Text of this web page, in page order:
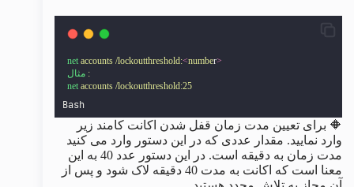
net accounts /lockoutthreshold:<number>
مثال :
net accounts /lockoutthreshold:25
Bash
🔶 برای تعیین مدت زمان قفل شدن اکانت کامند زیر
وارد نمایید. مقدار عددی که در این دستور وارد می کنید
مدت زمان به دقیقه است. در این دستور عدد 40 به این
معنا است که اکانت به مدت 40 دقیقه لاک شود و پس از